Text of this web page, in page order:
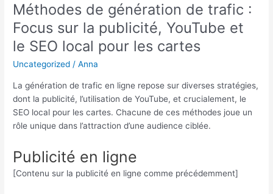
Méthodes de génération de trafic :
Focus sur la publicité, YouTube et
le SEO local pour les cartes
Uncategorized /Anna
La génération de trafic en ligne repose sur diverses stratégies,
dont la publicité, l’utilisation de YouTube, et crucialement, le
SEO local pour les cartes. Chacune de ces méthodes joue un
rôle unique dans l’attraction d’une audience ciblée.
Publicité en ligne
[Contenu sur la publicité en ligne comme précédemment]